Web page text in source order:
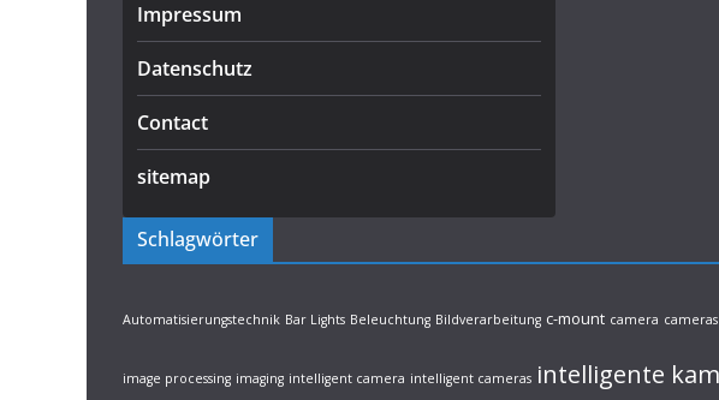
Impressum
Datenschutz
Contact
sitemap
Schlagwörter
Automatisierungstechnik Bar Lights Beleuchtung Bildverarbeitung c-mount camera cameras
image processing imaging intelligent camera intelligent cameras intelligente